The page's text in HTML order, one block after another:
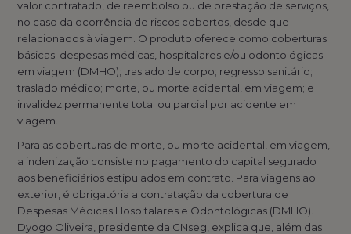
valor contratado, de reembolso ou de prestação de serviços,
no caso da ocorrência de riscos cobertos, desde que
relacionados à viagem. O produto oferece como coberturas
básicas: despesas médicas, hospitalares e/ou odontológicas
em viagem (DMHO); traslado de corpo; regresso sanitário;
traslado médico; morte, ou morte acidental, em viagem; e
invalidez permanente total ou parcial por acidente em
viagem.
Para as coberturas de morte, ou morte acidental, em viagem,
a indenização consiste no pagamento do capital segurado
aos beneficiários estipulados em contrato. Para viagens ao
exterior, é obrigatória a contratação da cobertura de
Despesas Médicas Hospitalares e Odontológicas (DMHO).
Dyogo Oliveira, presidente da CNseg, explica que, além das